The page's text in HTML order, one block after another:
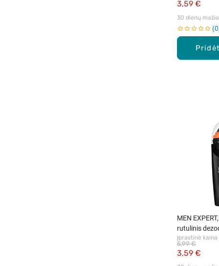
3,59 €
30 dienų
0
MEN
rutulinis
Įprastinė kaina
3,59 €
5,99 €